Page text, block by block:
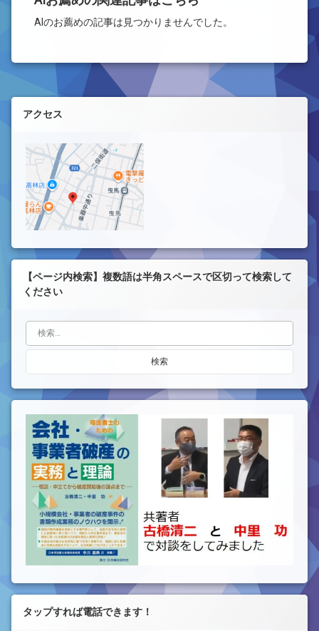
AIのお薦めの記事は見つかりませんでした。
左サイドバー
アクセス
【ページ内検索】複数語は半角スペースで区切って検索して
ください
検索:
タップすれば電話できます！